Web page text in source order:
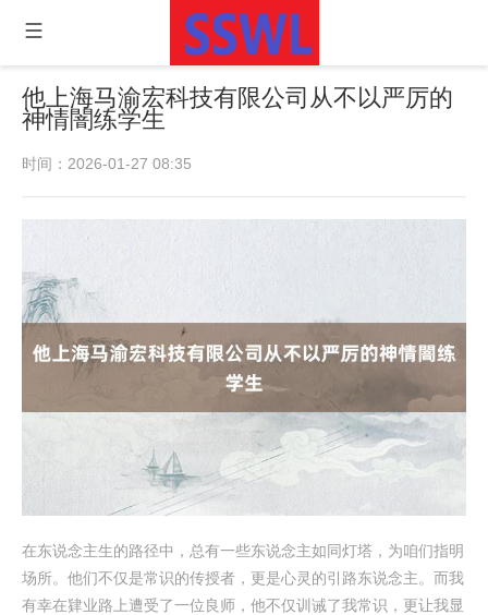
他上海马渝宏科技有限公司从不以严厉的
神情闇练学生
时间：2026-01-27 08:35
在东说念主生的路径中，总有一些东说念主如同灯塔，为咱们指明
场所。他们不仅是常识的传授者，更是心灵的引路东说念主。而我
有幸在肄业路上遭受了一位良师，他不仅训诫了我常识，更让我显